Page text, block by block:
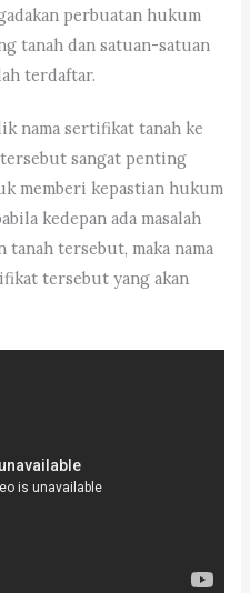
perbuatan hukum
tanah dan satuan-satuan
terdaftar.
nama sertifikat tanah ke
sangat penting
memberi kepastian hukum
kedepan ada masalah
tersebut, maka nama
tersebut yang akan